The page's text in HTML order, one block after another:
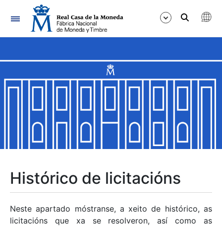
Navegación
Mostrar/Ocultar
Mostrar/Ocultar
Mostrar/Ocultar
Histórico de licitacións
Neste apartado móstranse, a xeito de histórico, as
licitacións que xa se resolveron, así como as